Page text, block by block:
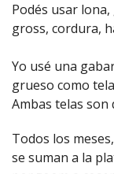
Podés usar
gross, cordura,
Yo usé una
grueso como
Ambas telas son
Todos los
se suman a la